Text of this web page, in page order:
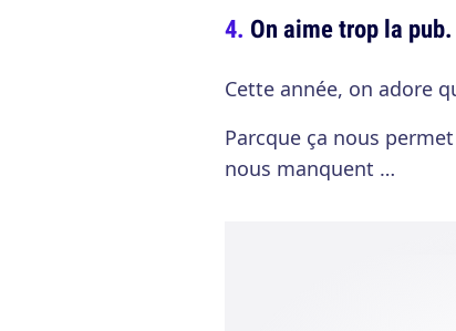
On aime trop la pub.
Cette année, on adore
Parcque ça nous
nous manquent …